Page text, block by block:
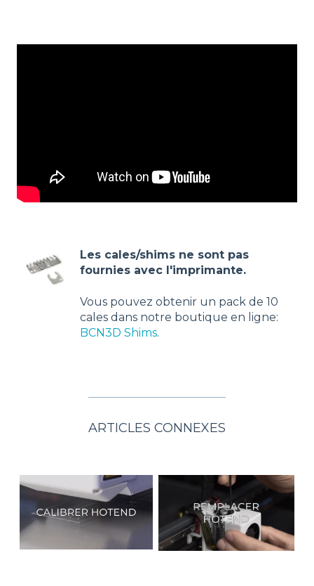
Les cales/shims ne sont pas
fournies avec l'imprimante.
Vous pouvez obtenir un pack de 10
cales dans notre boutique en ligne:
BCN3D Shims.
ARTICLES CONNEXES